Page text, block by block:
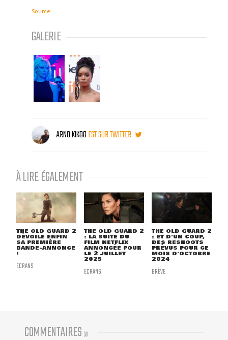
Source
GALERIE
ARNO KIKOOEST SUR TWITTER
À LIRE ÉGALEMENT
THE OLD GUARD 2
DÉVOILE ENFIN
SA PREMIÈRE
BANDE-ANNONCE
!
ECRANS
THE OLD GUARD 2
: LA SUITE DU
FILM NETFLIX
ANNONCÉE POUR
LE 2 JUILLET
2025
ECRANS
THE OLD GUARD 2
: ET D'UN COUP,
DES RESHOOTS
PRÉVUS POUR CE
MOIS D'OCTOBRE
2024
BRÈVE
COMMENTAIRES (0)